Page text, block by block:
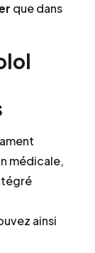
que dans
médicale,
ainsi